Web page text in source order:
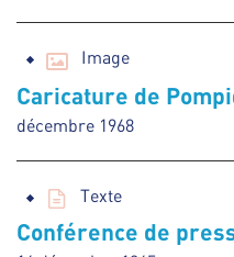
Image
Caricature de
décembre 1968
Texte
Conférence de